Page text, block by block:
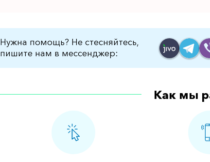
Нужна помощь? Не стесняйтесь,
пишите нам в мессенджер:
Как мы